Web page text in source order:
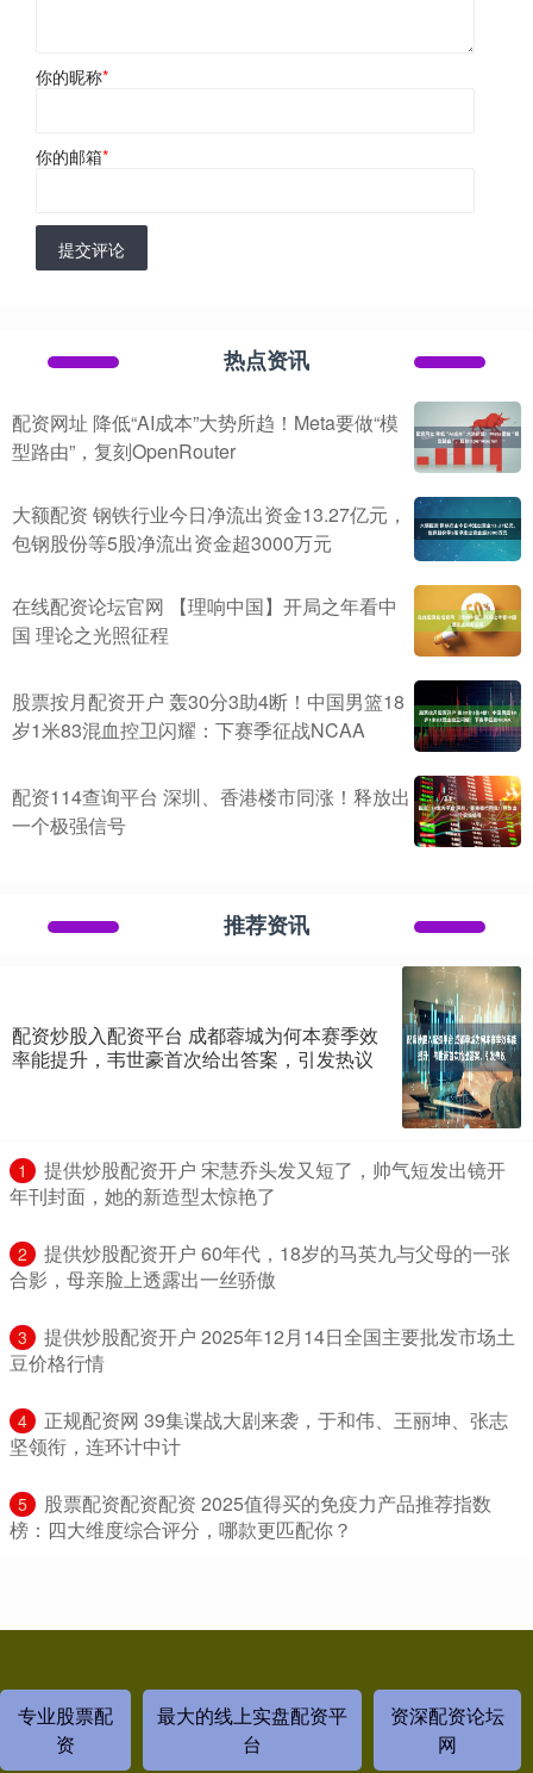
你的昵称*
你的邮箱*
提交评论
热点资讯
配资网址 降低“AI成本”大势所趋！Meta要做“模
型路由”，复刻OpenRouter
大额配资 钢铁行业今日净流出资金13.27亿元，
包钢股份等5股净流出资金超3000万元
在线配资论坛官网 【理响中国】开局之年看中
国 理论之光照征程
股票按月配资开户 轰30分3助4断！中国男篮18
岁1米83混血控卫闪耀：下赛季征战NCAA
配资114查询平台 深圳、香港楼市同涨！释放出
一个极强信号
推荐资讯
配资炒股入配资平台 成都蓉城为何本赛季效
率能提升，韦世豪首次给出答案，引发热议
1
​提供炒股配资开户 宋慧乔头发又短了，帅气短发出镜开
年刊封面，她的新造型太惊艳了
2
​提供炒股配资开户 60年代，18岁的马英九与父母的一张
合影，母亲脸上透露出一丝骄傲
3
​提供炒股配资开户 2025年12月14日全国主要批发市场土
豆价格行情
4
​正规配资网 39集谍战大剧来袭，于和伟、王丽坤、张志
坚领衔，连环计中计
5
​股票配资配资配资 2025值得买的免疫力产品推荐指数
榜：四大维度综合评分，哪款更匹配你？
专业股票配
资
最大的线上实盘配资平
台
资深配资论坛
网